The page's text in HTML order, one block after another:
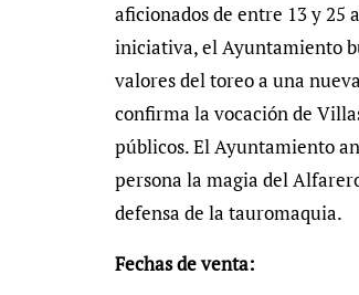
aficionados de entre 13 y 25
iniciativa, el Ayuntamiento
valores del toreo a una
confirma la vocación de
públicos. El Ayuntamiento
persona la magia del
defensa de la tauromaquia.
Fechas de venta: